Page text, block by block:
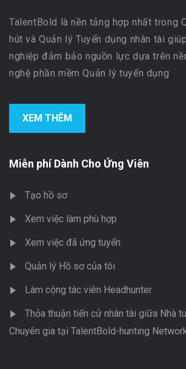
TalentBold là nền tảng hợp nhất trong
hút và Quản lý Tuyển dụng nhân tài
nghiệp đảm bảo nguồn lực dựa trên
nghệ phần mềm Quản lý tuyển dụng
XEM THÊM
Miễn phí Dành Cho Ứng Viên
Tạo hồ sơ
Xem việc làm phù hợp
Xem việc đã ứng tuyển
Quản lý Hồ sơ của tôi
Làm cộng tác viên Headhunter
Thỏa thuận tiến cử nhân tài giữa Nhà
Chuyên gia tại TalentBold-hunting